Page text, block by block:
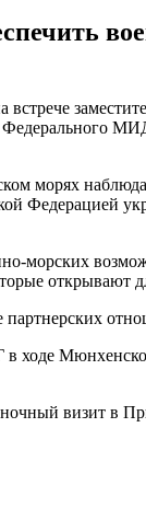
морях
Федерацией
морских
открывают
партнерских
ходе
визит в